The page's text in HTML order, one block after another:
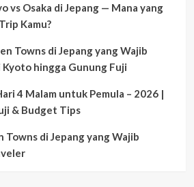
vs Osaka di Jepang — Mana yang
Kamu?
Towns di Jepang yang Wajib
Kyoto hingga Gunung Fuji
4 Malam untuk Pemula – 2026 |
& Budget Tips
Towns di Jepang yang Wajib